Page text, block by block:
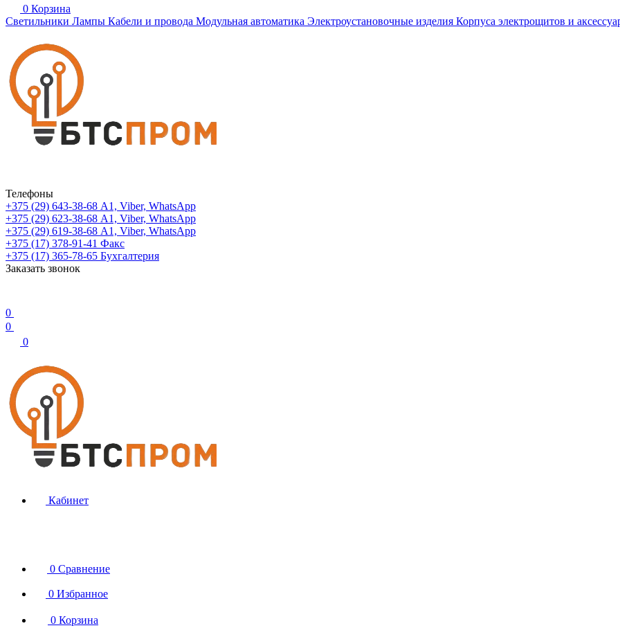
0 Корзина
Светильники Лампы Кабели и провода Модульная автоматика Электроустановочные изделия Корпуса электрощитов и
Телефоны
+375 (29) 643-38-68 А1, Viber, WhatsApp
+375 (29) 623-38-68 А1, Viber, WhatsApp
+375 (29) 619-38-68 А1, Viber, WhatsApp
+375 (17) 378-91-41 Факс
+375 (17) 365-78-65 Бухгалтерия
Заказать звонок
0
0
0
Кабинет
0 Сравнение
0 Избранное
0 Корзина